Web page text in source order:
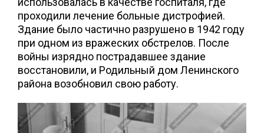
проходили лечение больные дистрофией.
Здание было частично разрушено в 1942 году
при одном из вражеских обстрелов. После
войны изрядно пострадавшее здание
восстановили, и Родильный дом Ленинского
района возобновил свою работу.